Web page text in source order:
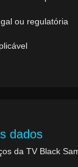
ou regulatória
dados
da TV Black